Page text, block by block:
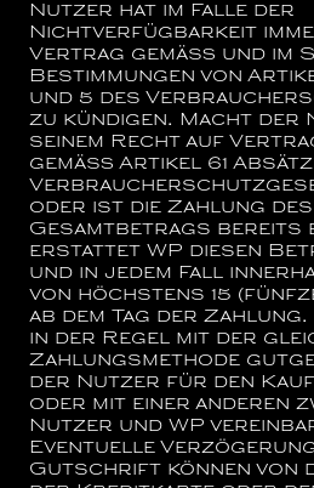
Nutzer hat im Falle der
Nichtverfügbarkeit
Vertrag gemäß und im
Bestimmungen von
und 5 des
zu kündigen. Macht der
seinem Recht auf
gemäß Artikel 61
oder ist die Zahlung
Gesamtbetrags
erstattet WP diesen
und in jedem Fall
von höchstens 15
ab dem Tag der
in der Regel mit der
Zahlungsmethode
der Nutzer für den
oder mit einer anderen
Nutzer und WP
Eventuelle
Gutschrift können von